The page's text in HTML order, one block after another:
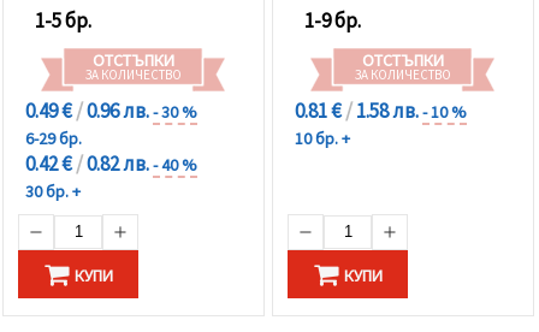
1-5 бр.
ОТСТЪПКИ
ЗА КОЛИЧЕСТВО
0.49 €/0.96 лв.- 30 %
6-29 бр.
0.42 €/0.82 лв.- 40 %
30 бр. +
КУПИ
1-9 бр.
ОТСТЪПКИ
ЗА КОЛИЧЕСТВО
0.81 €/1.58 лв.- 10 %
10 бр. +
КУПИ